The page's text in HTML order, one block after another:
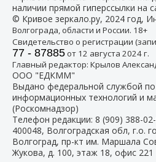
наличии прямой гиперссылки на
© Кривое зеркало.ру, 2024 год, И
Волгограда, области и России. 18+
Свидетельство о регистрации
77 - 87885от 12 августа 2024 г.
Главный редактор: Крылов
ООО "ЕДКММ"
Выдано федеральной службой по
информационных технологий и
(Роскомнадзор)
Телефон редакции: 8 (909) 388-
400048, Волгоградская обл, г.о.
Волгоград, пр-кт им. Маршала
Жукова, д. 100, этаж 18, офис 221